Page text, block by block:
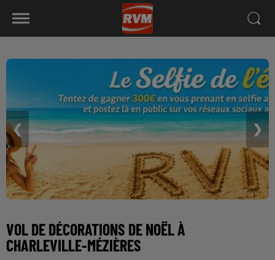
❮ ❯
VOL DE DÉCORATIONS DE NOËL À
CHARLEVILLE-MÉZIÈRES